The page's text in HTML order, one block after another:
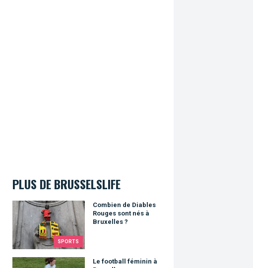
PLUS DE BRUSSELSLIFE
SPORTS
Combien de Diables
Rouges sont nés à
Bruxelles ?
Combien de Diables Rouges sont nés à Bruxelles ?
Le football féminin à
Le football féminin à Bruxelles